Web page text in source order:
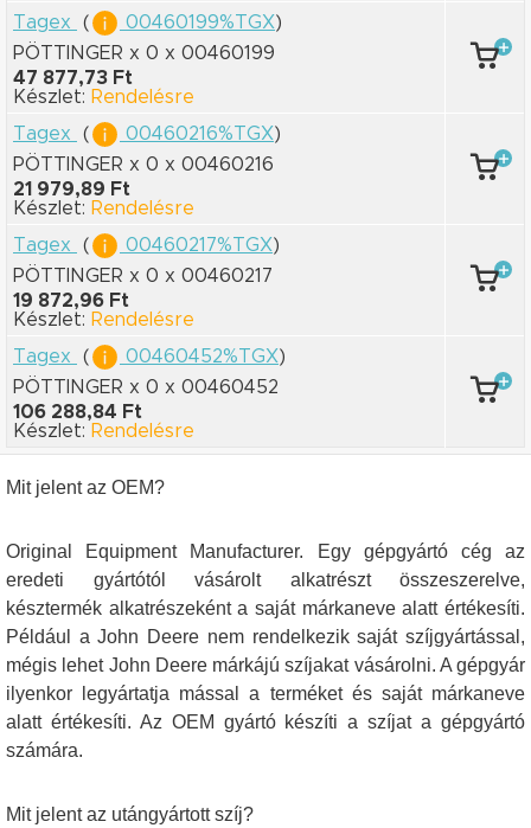
Tagex
( 00460199%TGX)
PÖTTINGER x 0 x 00460199
47 877,73 Ft
Készlet: Rendelésre
Tagex
( 00460216%TGX)
PÖTTINGER x 0 x 00460216
21 979,89 Ft
Készlet: Rendelésre
Tagex
( 00460217%TGX)
PÖTTINGER x 0 x 00460217
19 872,96 Ft
Készlet: Rendelésre
Tagex
( 00460452%TGX)
PÖTTINGER x 0 x 00460452
106 288,84 Ft
Készlet: Rendelésre
Mit jelent az OEM?
Original Equipment Manufacturer. Egy gépgyártó cég az
eredeti gyártótól vásárolt alkatrészt összeszerelve,
késztermék alkatrészeként a saját márkaneve alatt értékesíti.
Például a John Deere nem rendelkezik saját szíjgyártással,
mégis lehet John Deere márkájú szíjakat vásárolni. A gépgyár
ilyenkor legyártatja mással a terméket és saját márkaneve
alatt értékesíti. Az OEM gyártó készíti a szíjat a gépgyártó
számára.
Mit jelent az utángyártott szíj?